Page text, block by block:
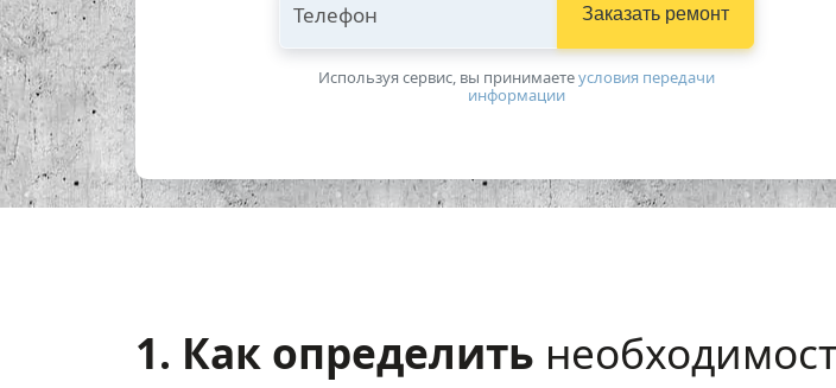
Телефон Заказать ремонт
Используя сервис, вы принимаетeусловия передачи
информации
1. Как определить